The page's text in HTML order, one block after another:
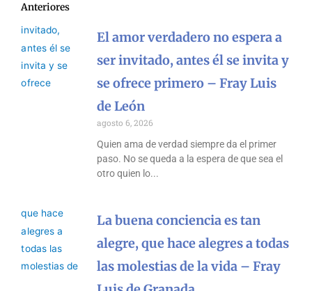
Anteriores
El amor verdadero no espera a
ser invitado, antes él se invita y
se ofrece primero – Fray Luis
de León
agosto 6, 2026
Quien ama de verdad siempre da el primer
paso. No se queda a la espera de que sea el
otro quien lo
La buena conciencia es tan
alegre, que hace alegres a todas
las molestias de la vida – Fray